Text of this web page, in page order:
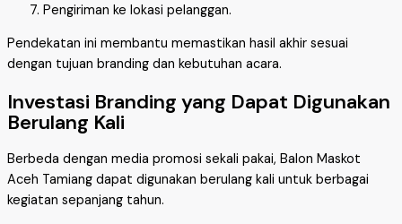
Pengiriman ke lokasi pelanggan.
Pendekatan ini membantu memastikan hasil akhir sesuai
dengan tujuan branding dan kebutuhan acara.
Investasi Branding yang Dapat Digunakan
Berulang Kali
Berbeda dengan media promosi sekali pakai, Balon Maskot
Aceh Tamiang dapat digunakan berulang kali untuk berbagai
kegiatan sepanjang tahun.